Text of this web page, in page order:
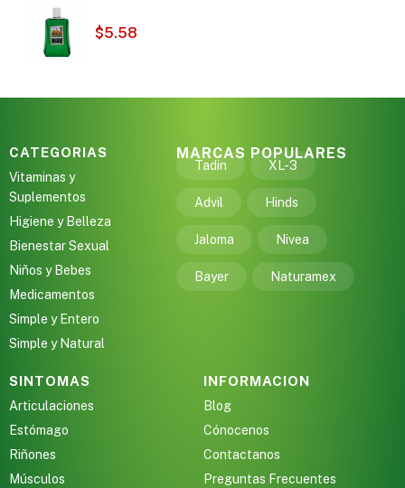
$5.58
CATEGORIAS
Vitaminas y
Suplementos
Higiene y Belleza
Bienestar Sexual
Niños y Bebes
Medicamentos
Simple y Entero
Simple y Natural
MARCAS POPULARES
Tadin XL-3
Advil Hinds
Jaloma Nivea
Bayer Naturamex
SINTOMAS
Articulaciones
Estómago
Riñones
Músculos
INFORMACION
Blog
Cónocenos
Contactanos
Preguntas Frecuentes